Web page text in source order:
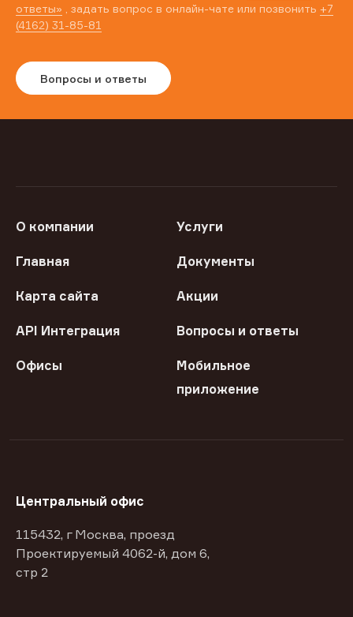
ответы» , задать вопрос в онлайн-чате или позвонить +7
(4162) 31-85-81
Вопросы и ответы
О компании Услуги
Главная Документы
Карта сайта Акции
API Интеграция Вопросы и ответы
Офисы
Мобильное
приложение
Центральный офис
115432, г Москва, проезд
Проектируемый 4062-й, дом 6,
стр 2